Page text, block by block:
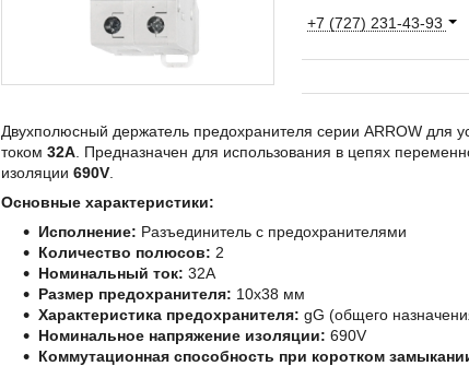
+7 (727) 231-43-93
Двухполюсный держатель предохранителя серии ARROW
током 32A . Предназначен для использования в цепях
изоляции 690V
Основные характеристики:
Исполнение: Разъединитель с предохранителями
Количество полюсов: 2
Номинальный ток: 32A
Размер предохранителя: 10x38 мм
Характеристика предохранителя: gG (общего
Номинальное напряжение изоляции: 690V
Коммутационная способность при коротком